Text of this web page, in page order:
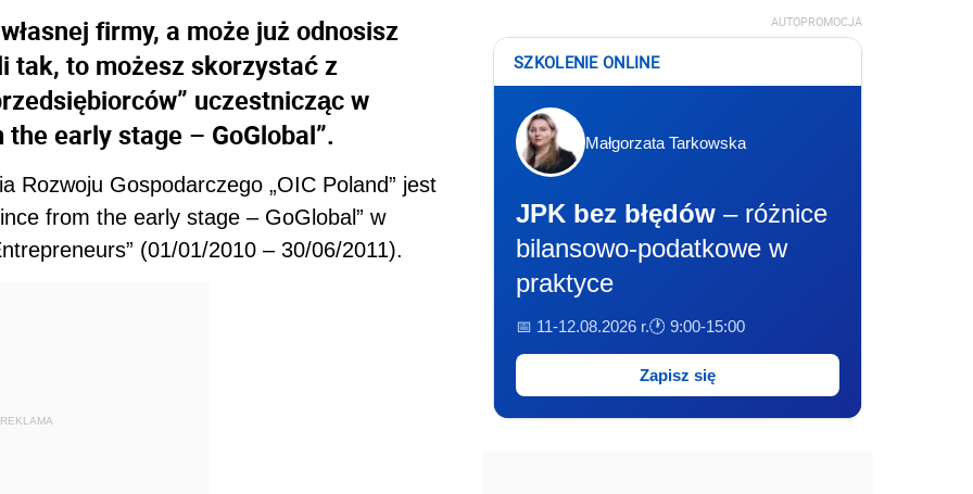
firmy, a może już odnosisz
tak, to możesz skorzystać z
uczestnicząc w
early stage – GoGlobal”.
Rozwoju Gospodarczego „OIC Poland” jest
from the early stage – GoGlobal” w
(01/01/2010 – 30/06/2011).
REKLAMA
AUTOPROMOCJA
SZKOLENIE ONLINE
Małgorzata Tarkowska
JPK bez błędów – różnice
bilansowo-podatkowe w
praktyce
📅 11-12.08.2026 r.🕐 9:00-15:00
Zapisz się